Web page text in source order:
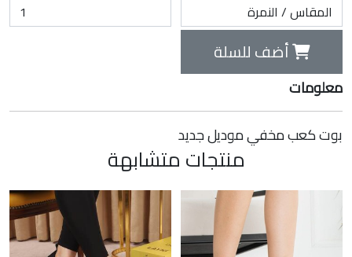
أضف للسلة
معلومات
بوت كعب مخفي موديل جديد
منتجات متشابهة